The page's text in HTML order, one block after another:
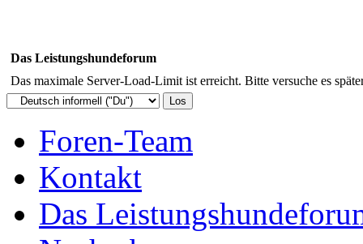
Das Leistungshundeforum
Das maximale Server-Load-Limit ist erreicht. Bitte versuche es
Foren-Team
Kontakt
Das